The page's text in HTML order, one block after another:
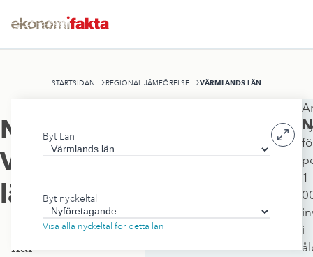
STARTSIDAN REGIONAL JÄMFÖRELSE VÄRMLANDS LÄN
Nyföretagande
Värmlands
län
omfattar
kvadratkilometer
har
Byt Län
Byt nyckeltal
Visa alla nyckeltal för detta län
1
i